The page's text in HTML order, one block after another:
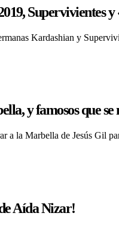
Supervivientes y
Kardashian y
y famosos que
a la Marbella de Jesús Gil
Aída Nizar!